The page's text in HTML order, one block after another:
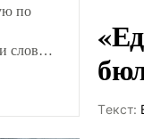
по
слово-
Tекст: